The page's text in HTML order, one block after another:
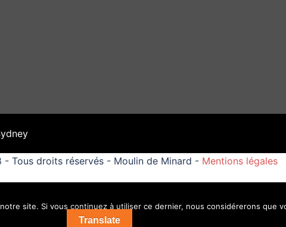
Translate
- Tous droits réservés - Moulin de Minard - Mentions légales
site. Si vous continuez à utiliser ce dernier, nous considérerons que